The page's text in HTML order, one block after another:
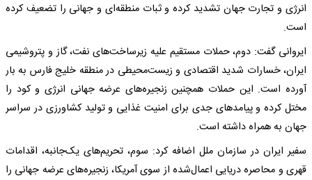
انرژی و تجارت جهان تشدید کرده و ثبات منطقه‌ای و جهانی را تضعیف کرده
است.
ایروانی گفت: دوم، حملات مستقیم علیه زیرساخت‌های نفت، گاز و پتروشیمی
ایران، خسارات شدید اقتصادی و زیست‌محیطی در منطقه خلیج فارس به بار
آورده است. این حملات همچنین زنجیره‌های عرضه جهانی انرژی و کود را
مختل کرده و پیامدهای جدی برای امنیت غذایی و تولید کشاورزی در سراسر
جهان به همراه داشته است.
سفیر ایران در سازمان ملل اضافه کرد: سوم، تحریم‌های یک‌جانبه، اقدامات
قهری و محاصره دریایی اعمال‌شده از سوی آمریکا، زنجیره‌های عرضه جهانی را